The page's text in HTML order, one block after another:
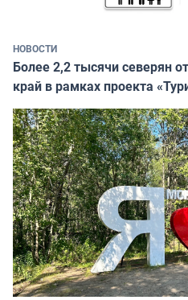
НОВОСТИ
Более 2,2 тысячи северян
край в рамках проекта